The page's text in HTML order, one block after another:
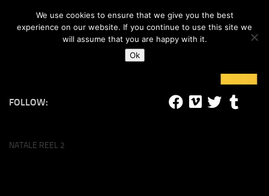
Skip to content
#lucalife
FOLLOW:
NATALE REEL 2
We use cookies to ensure that we give you the best
experience on our website. If you continue to use this site we
will assume that you are happy with it.
Ok